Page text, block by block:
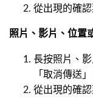
從出現的確
照片、影片、位置
長按照片、
「取消傳送」
從出現的確